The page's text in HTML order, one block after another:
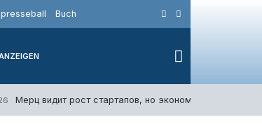
Buch
Мерц видит рост стартапов, но экономика видит всё